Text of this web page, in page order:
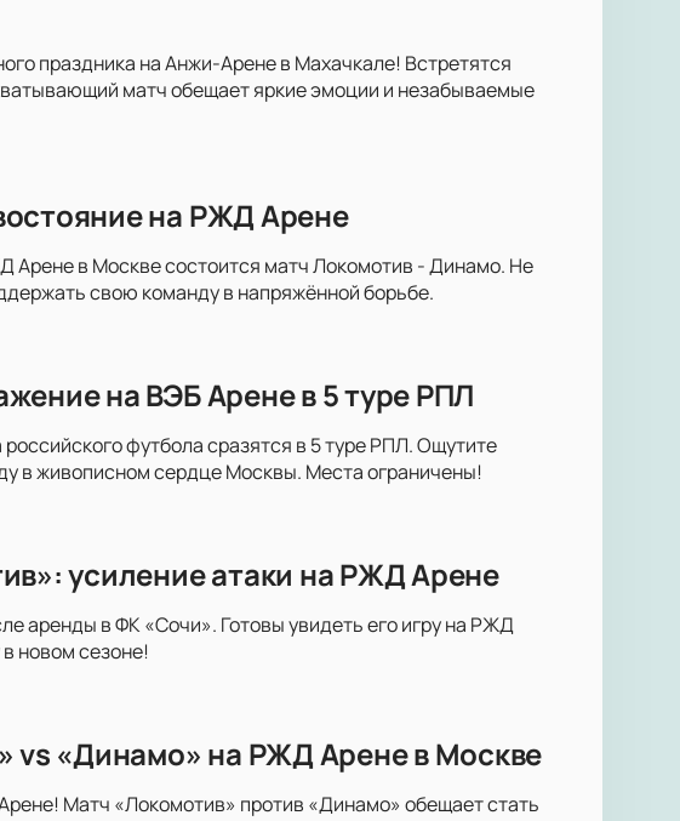
праздника на Анжи-Арене в Махачкале! Встретятся
матч обещает яркие эмоции и незабываемые
на РЖД Арене
Арене в Москве состоится матч Локомотив - Динамо. Не
свою команду в напряжённой борьбе.
на ВЭБ Арене в 5 туре РПЛ
футбола сразятся в 5 туре РПЛ. Ощутите
в живописном сердце Москвы. Места ограничены!
усиление атаки на РЖД Арене
аренды в ФК «Сочи». Готовы увидеть его игру на РЖД
новом сезоне!
vs «Динамо» на РЖД Арене в Москве
Матч «Локомотив» против «Динамо» обещает стать